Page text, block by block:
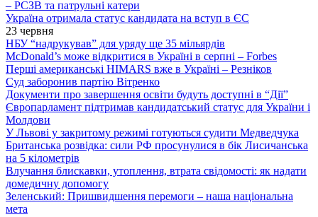
– РСЗВ та патрульні катери
Україна отримала статус кандидата на вступ в ЄС
23 червня
НБУ “надрукував” для уряду ще 35 мільярдів
McDonald’s може відкритися в Україні в серпні – Forbes
Перші американські HIMARS вже в Україні – Резніков
Суд заборонив партію Вітренко
Документи про завершення освіти будуть доступні в “Дії”
Європарламент підтримав кандидатський статус для України і
Молдови
У Львові у закритому режимі готуються судити Медведчука
Британська розвідка: сили РФ просунулися в бік Лисичанська
на 5 кілометрів
Влучання блискавки, утоплення, втрата свідомості: як надати
домедичну допомогу
Зеленський: Пришвидшення перемоги – наша національна
мета